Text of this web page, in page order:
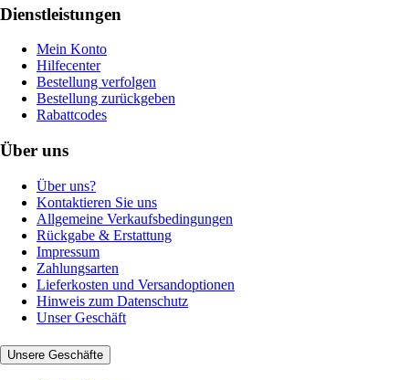
Dienstleistungen
Mein Konto
Hilfecenter
Bestellung verfolgen
Bestellung zurückgeben
Rabattcodes
Über uns
Über uns?
Kontaktieren Sie uns
Allgemeine Verkaufsbedingungen
Rückgabe & Erstattung
Impressum
Zahlungsarten
Lieferkosten und Versandoptionen
Hinweis zum Datenschutz
Unser Geschäft
Unsere Geschäfte